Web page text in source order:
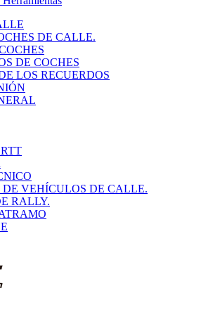
DE CALLE.
DE COCHES
LOS RECUERDOS
VEHÍCULOS DE CALLE.
RALLY.